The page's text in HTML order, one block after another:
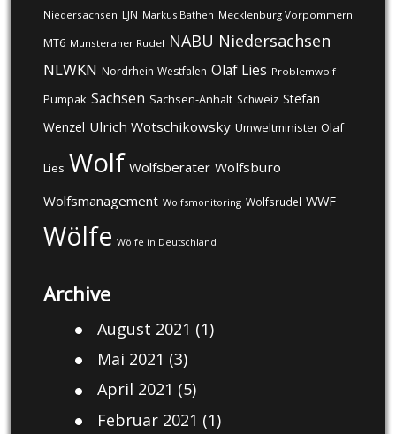
Niedersachsen LJN Markus Bathen Mecklenburg Vorpommern
MT6 Munsteraner Rudel NABU Niedersachsen
NLWKN Nordrhein-Westfalen Olaf Lies Problemwolf
Pumpak Sachsen Sachsen-Anhalt Schweiz Stefan
Wenzel Ulrich Wotschikowsky Umweltminister Olaf
Lies Wolf Wolfsberater Wolfsbüro
Wolfsmanagement Wolfsmonitoring Wolfsrudel WWF
Wölfe Wölfe in Deutschland
Archive
August 2021 (1)
Mai 2021 (3)
April 2021 (5)
Februar 2021 (1)